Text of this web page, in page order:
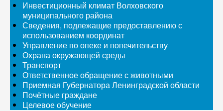
Инвестиционный климат Волховского
муниципального района
Сведения, подлежащие предоставлению с
использованием координат
Управление по опеке и попечительству
Охрана окружающей среды
Транспорт
Ответственное обращение с животными
Приемная Губернатора Ленинградской области
Почётные граждане
Целевое обучение